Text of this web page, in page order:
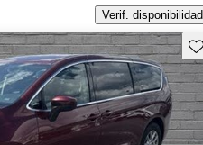
Verif. disponibilidad